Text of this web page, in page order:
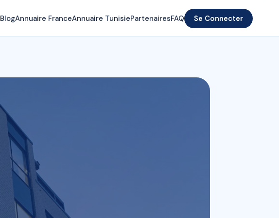
BlogAnnuaire FranceAnnuaire TunisiePartenairesFAQ Se Connecter